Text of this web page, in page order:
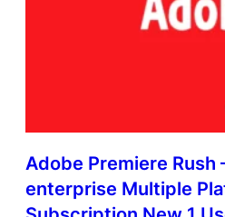
Adobe Premiere Rush
enterprise Multiple